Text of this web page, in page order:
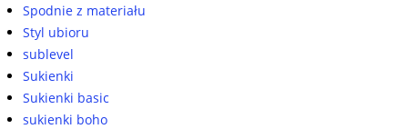
Spodnie z materiału
Styl ubioru
sublevel
Sukienki
Sukienki basic
sukienki boho